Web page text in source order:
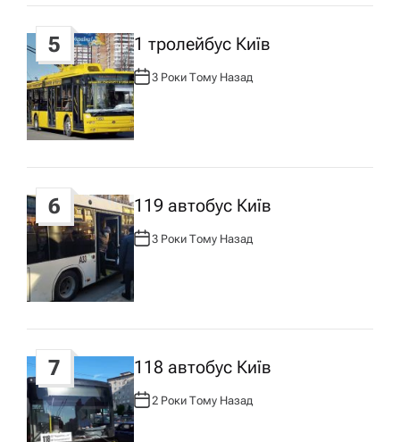
5 1 тролейбус Київ
А
В
Т
О
Р
:
3 Роки Тому Назад
6 119 автобус Київ
А
Р
:
3 Роки Тому Назад
7 118 автобус Київ
А
В
Т
2 Роки Тому Назад